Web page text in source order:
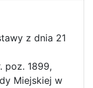
z dnia 21
poz. 1899,
Miejskiej w